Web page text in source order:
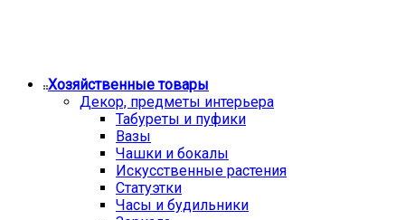
Хозяйственные товары
Декор, предметы интерьера
Табуреты и пуфики
Вазы
Чашки и бокалы
Искусственные растения
Статуэтки
Часы и будильники